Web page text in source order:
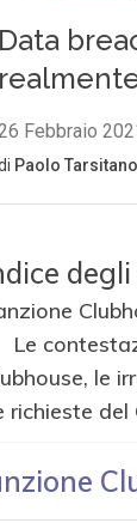
Le
le
richieste